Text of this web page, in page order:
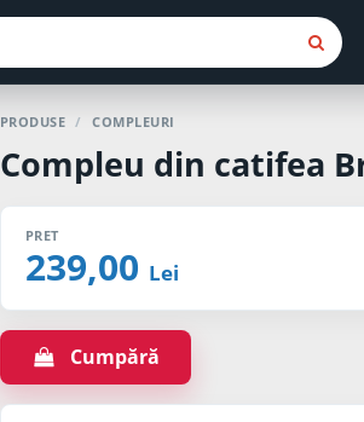
PRODUSE / COMPLEURI
Compleu din catifea
PRET
239,00 Lei
Cumpără